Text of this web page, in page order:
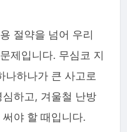
절약을 넘어 우리
제입니다. 무심코 지
나하나가 큰 사고로
하고, 겨울철 난방
야 할 때입니다.